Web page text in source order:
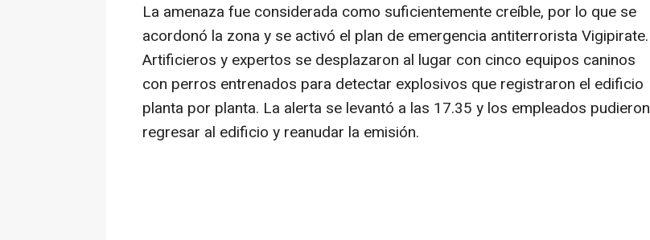
La amenaza fue considerada como suficientemente creíble, por lo que se
acordonó la zona y se activó el plan de emergencia antiterrorista Vigipirate.
Artificieros y expertos se desplazaron al lugar con cinco equipos caninos
con perros entrenados para detectar explosivos que registraron el edificio
planta por planta. La alerta se levantó a las 17.35 y los empleados pudieron
regresar al edificio y reanudar la emisión.